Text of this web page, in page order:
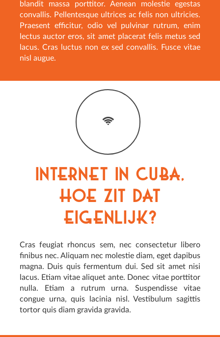
blandit massa porttitor. Aenean molestie egestas
convallis. Pellentesque ultrices ac felis non ultricies.
Praesent efficitur, odio vel pulvinar rutrum, enim
lectus auctor eros, sit amet placerat felis metus sed
lacus. Cras luctus non ex sed convallis. Fusce vitae
nisl augue.
Internet in Cuba,
hoe zit dat
eigenlijk?
Cras feugiat rhoncus sem, nec consectetur libero
finibus nec. Aliquam nec molestie diam, eget dapibus
magna. Duis quis fermentum dui. Sed sit amet nisi
lacus. Etiam vitae aliquet ante. Donec vitae porttitor
nulla. Etiam a rutrum urna. Suspendisse vitae
congue urna, quis lacinia nisl. Vestibulum sagittis
tortor quis diam gravida gravida.